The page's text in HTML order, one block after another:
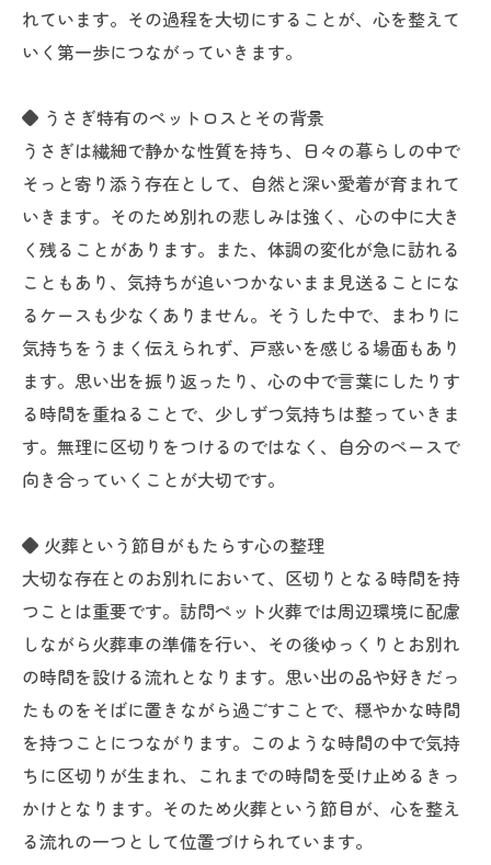
れています。その過程を大切にすることが、心を整えて
いく第一歩につながっていきます。
◆ うさぎ特有のペットロスとその背景
うさぎは繊細で静かな性質を持ち、日々の暮らしの中で
そっと寄り添う存在として、自然と深い愛着が育まれて
いきます。そのため別れの悲しみは強く、心の中に大き
く残ることがあります。また、体調の変化が急に訪れる
こともあり、気持ちが追いつかないまま見送ることにな
るケースも少なくありません。そうした中で、まわりに
気持ちをうまく伝えられず、戸惑いを感じる場面もあり
ます。思い出を振り返ったり、心の中で言葉にしたりす
る時間を重ねることで、少しずつ気持ちは整っていきま
す。無理に区切りをつけるのではなく、自分のペースで
向き合っていくことが大切です。
◆ 火葬という節目がもたらす心の整理
大切な存在とのお別れにおいて、区切りとなる時間を持
つことは重要です。訪問ペット火葬では周辺環境に配慮
しながら火葬車の準備を行い、その後ゆっくりとお別れ
の時間を設ける流れとなります。思い出の品や好きだっ
たものをそばに置きながら過ごすことで、穏やかな時間
を持つことにつながります。このような時間の中で気持
ちに区切りが生まれ、これまでの時間を受け止めるきっ
かけとなります。そのため火葬という節目が、心を整え
る流れの一つとして位置づけられています。